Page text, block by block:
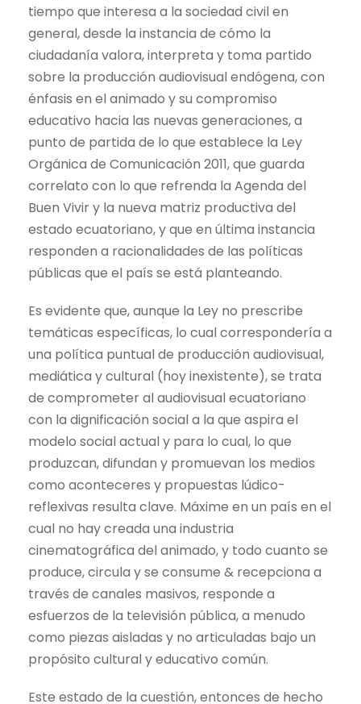
tiempo que interesa a la sociedad civil en
general, desde la instancia de cómo la
ciudadanía valora, interpreta y toma partido
sobre la producción audiovisual endógena, con
énfasis en el animado y su compromiso
educativo hacia las nuevas generaciones, a
punto de partida de lo que establece la Ley
Orgánica de Comunicación 2011, que guarda
correlato con lo que refrenda la Agenda del
Buen Vivir y la nueva matriz productiva del
estado ecuatoriano, y que en última instancia
responden a racionalidades de las políticas
públicas que el país se está planteando.
Es evidente que, aunque la Ley no prescribe
temáticas específicas, lo cual correspondería a
una política puntual de producción audiovisual,
mediática y cultural (hoy inexistente), se trata
de comprometer al audiovisual ecuatoriano
con la dignificación social a la que aspira el
modelo social actual y para lo cual, lo que
produzcan, difundan y promuevan los medios
como aconteceres y propuestas lúdico-
reflexivas resulta clave. Máxime en un país en el
cual no hay creada una industria
cinematográfica del animado, y todo cuanto se
produce, circula y se consume & recepciona a
través de canales masivos, responde a
esfuerzos de la televisión pública, a menudo
como piezas aisladas y no articuladas bajo un
propósito cultural y educativo común.
Este estado de la cuestión, entonces de hecho